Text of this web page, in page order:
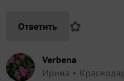
Ответить ✿
Verbena
Ирина